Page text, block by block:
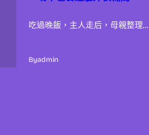
吃過晚飯，主人走后，母親整理…
Byadmin